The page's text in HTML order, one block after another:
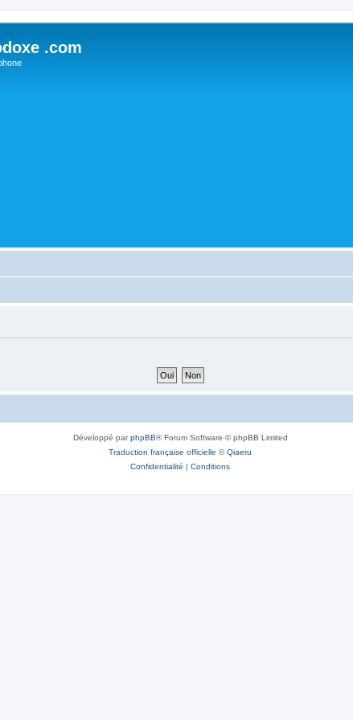
.com
Développé parphpBB® Forum Software © phpBB Limited
Traduction française officielle ©Qiaeru
Confidentialité | Conditions